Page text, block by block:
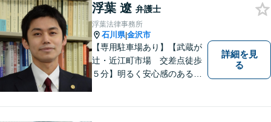
ジあります。
浮葉 遼 弁護士
浮葉法律事務所
石川県|金沢市
【専用駐車場あり】【武蔵が
辻・近江町市場 交差点徒歩
５分】明るく安心感のある事
詳細を見
る